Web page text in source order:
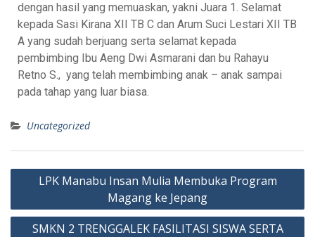
dengan hasil yang memuaskan, yakni Juara 1. Selamat
kepada Sasi Kirana XII TB C dan Arum Suci Lestari XII TB
A yang sudah berjuang serta selamat kepada
pembimbing Ibu Aeng Dwi Asmarani dan bu Rahayu
Retno S., yang telah membimbing anak – anak sampai
pada tahap yang luar biasa.
Uncategorized
LPK Manabu Insan Mulia Membuka Program
Magang ke Jepang
SMKN 2 TRENGGALEK FASILITASI SISWA SERTA